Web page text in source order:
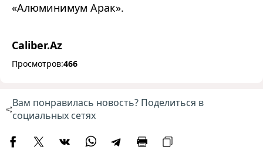
«Алюминимум Арак».
Caliber.Az
Просмотров:466
Вам понравилась новость? Поделиться в
социальных сетях